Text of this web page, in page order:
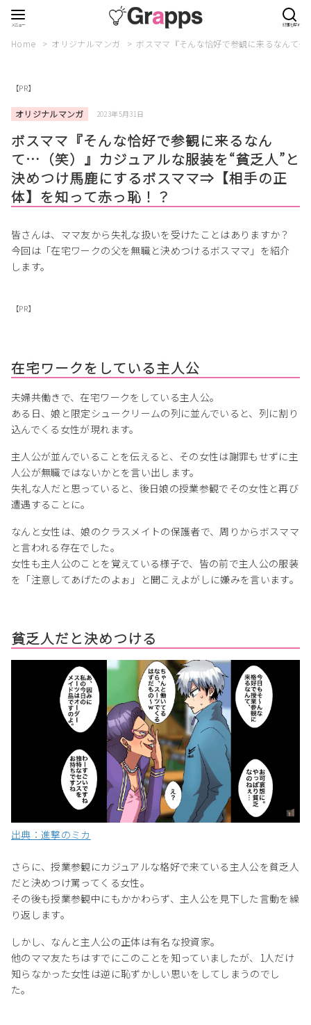
Home オリジナルマンガ ボスママ『そんな恰好で参観に来るなんて
【PR】
オリジナルマンガ 2023年5月31日
ボスママ『そんな恰好で参観に来るなん
て…（笑）』カジュアルな服装を“貧乏人”と
決めつけ馬鹿にするボスママ⇒【相手の正
体】を知って赤っ恥！？
皆さんは、ママ友から失礼な扱いを受けたことはありますか？
今回は「在宅ワークの父を無職と決めつけるボスママ」を紹介
します。
【PR】
在宅ワークをしている主人公
夫婦共働きで、在宅ワークをしている主人公。
ある日、娘と限定シュークリームの列に並んでいると、列に割り
込んでくる女性が現れます。
主人公が並んでいることを伝えると、その女性は謝罪もせずに主
人公が無職ではないかとを言い出します。
失礼な人だと思っていると、後日娘の授業参観でその女性と再び
遭遇することに。
なんと女性は、娘のクラスメイトの保護者で、周りからボスママ
と言われる存在でした。
女性も主人公のことを覚えている様子で、皆の前で主人公の服装
を「注意してあげたのよぉ」と聞こえよがしに嫌みを言います。
貧乏人だと決めつける
出典：進撃のミカ
さらに、授業参観にカジュアルな格好で来ている主人公を貧乏人
だと決めつけ罵ってくる女性。
その後も授業参観中にもかかわらず、主人公を見下した言動を繰
り返します。
しかし、なんと主人公の正体は有名な投資家。
他のママ友たちはすでにこのことを知っていましたが、1人だけ
知らなかった女性は逆に恥ずかしい思いをしてしまうのでし
た。